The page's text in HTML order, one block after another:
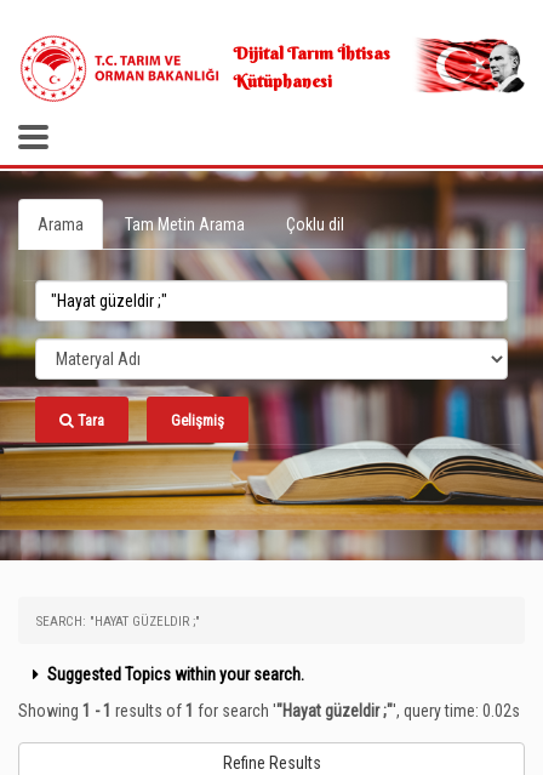
Dijital Tarım İhtisas
Kütüphanesi
Arama Tam Metin Arama Çoklu dil
Tara Gelişmiş
SEARCH: "HAYAT GÜZELDIR ;"
Suggested Topics within your search.
Showing 1 - 1 results of1 for search '"Hayat güzeldir ;"', query time: 0.02s
Refine Results